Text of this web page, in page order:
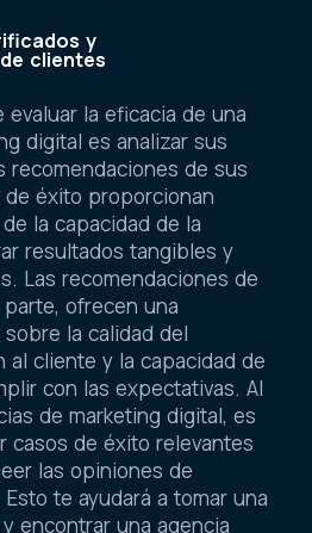
y
clientes
evaluar la eficacia de una
digital es analizar sus
recomendaciones de sus
éxito proporcionan
la capacidad de la
resultados tangibles y
Las recomendaciones de
ofrecen una
la calidad del
al cliente y la capacidad de
con las expectativas. Al
de marketing digital, es
casos de éxito relevantes
las opiniones de
te ayudará a tomar una
encontrar una agencia